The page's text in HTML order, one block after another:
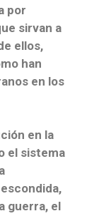
por
sirvan a
ellos,
han
en los
en la
el sistema
guerra, el